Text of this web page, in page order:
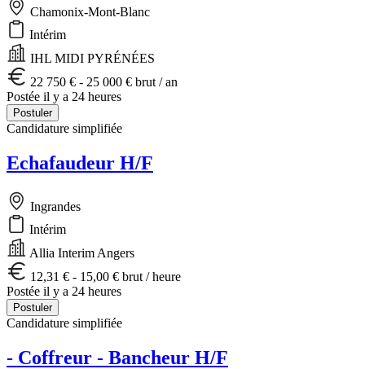
Chamonix-Mont-Blanc
Intérim
IHL MIDI PYRÉNÉES
22 750 € - 25 000 € brut / an
Postée il y a 24 heures
Postuler
Candidature simplifiée
Echafaudeur H/F
Ingrandes
Intérim
Allia Interim Angers
12,31 € - 15,00 € brut / heure
Postée il y a 24 heures
Postuler
Candidature simplifiée
- Coffreur - Bancheur H/F